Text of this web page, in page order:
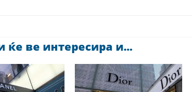
ќе ве интересира и...